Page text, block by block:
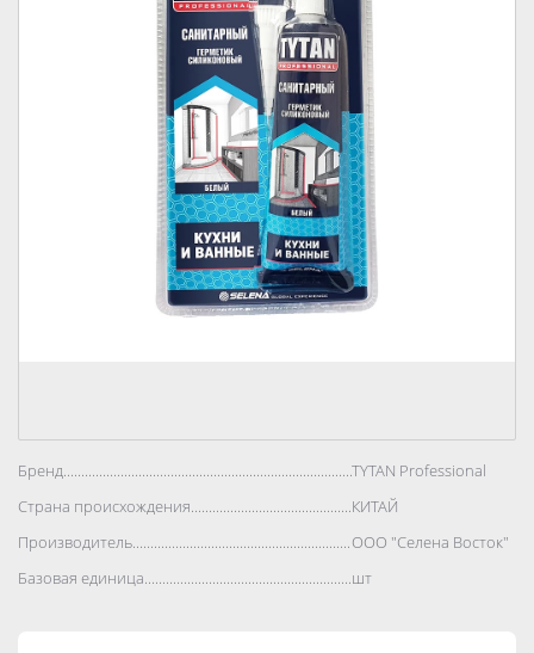
Бренд..................................................................................TYTAN Professional
Страна происхождения..................................................................................
КИТАЙ
Производитель..................................................................................ООО "Селена Восток"
Базовая единица..................................................................................
шт